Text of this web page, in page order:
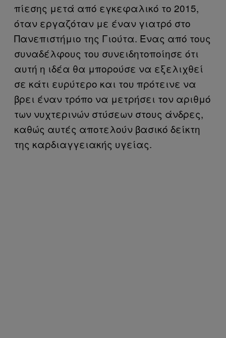
πίεσης μετά από εγκεφαλικό το 2015,
όταν εργαζόταν με έναν γιατρό στο
Πανεπιστήμιο της Γιούτα. Ένας από τους
συναδέλφους του συνειδητοποίησε ότι
αυτή η ιδέα θα μπορούσε να εξελιχθεί
σε κάτι ευρύτερο και του πρότεινε να
βρει έναν τρόπο να μετρήσει τον αριθμό
των νυχτερινών στύσεων στους άνδρες,
καθώς αυτές αποτελούν βασικό δείκτη
της καρδιαγγειακής υγείας.